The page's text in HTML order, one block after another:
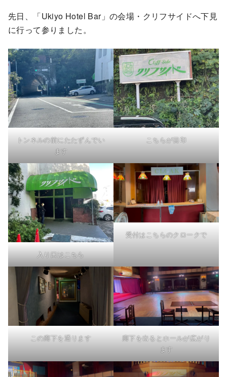
先日、「Ukiyo Hotel Bar」の会場・クリフサイドへ下見
に行って参りました。
トンネルの前にたたずんでい
ます
こちらが目印
入り口はこちら
受付はこちらのクロークで
この廊下を通ります
廊下を出るとホールが広がり
ます